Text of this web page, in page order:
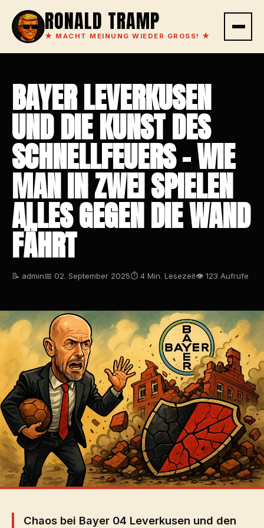
RONALD TRAMP
★ MACHT MEINUNG WIEDER GROSS! ★
BAYER LEVERKUSEN
UND DIE KUNST DES
SCHNELLFEUERS – WIE
MAN IN ZWEI SPIELEN
ALLES GEGEN DIE WAND
FÄHRT
📝 admin📅 02. September 2025⏱ 4 Min. Lesezeit👁 123 Aufrufe
Chaos bei Bayer 04 Leverkusen und den